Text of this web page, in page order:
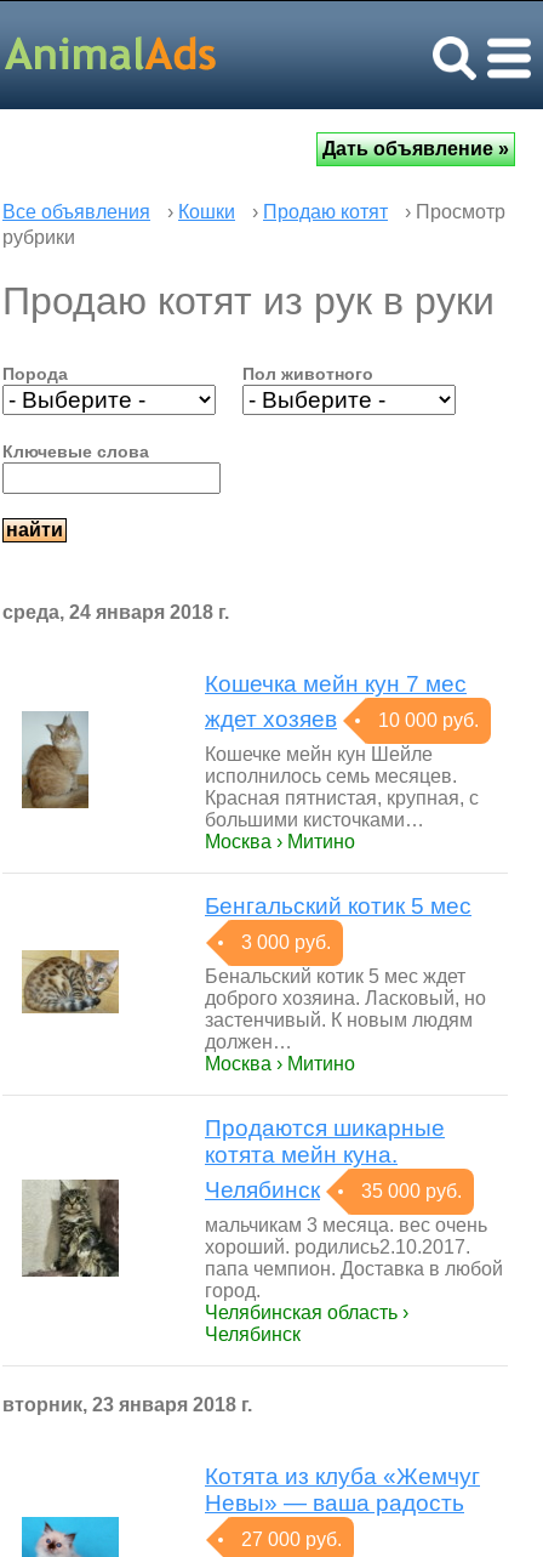
Все объявления › Кошки › Продаю котят
› Просмотр
рубрики
Продаю котят из рук в руки
Порода Пол животного
Ключевые слова
среда, 24 января 2018 г.
Кошечка мейн кун 7 мес
ждет хозяев
10 000 руб.
Кошечке мейн кун Шейле
исполнилось семь месяцев.
Красная пятнистая, крупная, с
большими кисточками…
Москва › Митино
Бенгальский котик 5 мес
3 000 руб.
Бенальский котик 5 мес ждет
доброго хозяина. Ласковый, но
застенчивый. К новым людям
должен…
Москва › Митино
Продаются шикарные
котята мейн куна.
Челябинск
35 000 руб.
мальчикам 3 месяца. вес очень
хороший. родились2.10.2017.
папа чемпион. Доставка в любой
город.
Челябинская область ›
Челябинск
вторник, 23 января 2018 г.
Котята из клуба «Жемчуг
Невы» — ваша радость
27 000 руб.